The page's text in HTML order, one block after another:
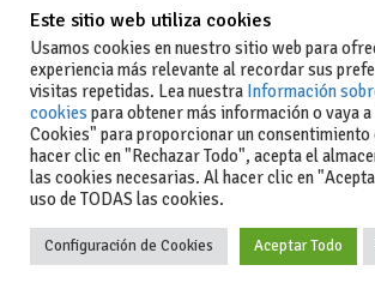
Este sitio web utiliza cookies
Usamos cookies en nuestro sitio web para
experiencia más relevante al recordar sus
visitas repetidas. Lea nuestra Información
cookies para obtener más información o vaya
Cookies" para proporcionar un
hacer clic en "Rechazar Todo", acepta el
las cookies necesarias. Al hacer clic en
uso de TODAS las cookies.
Configuración de Cookies Aceptar Todo